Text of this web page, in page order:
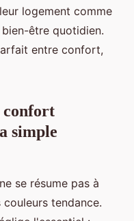
lecture
logement comme
être quotidien.
entre confort,
confort
simple
se résume pas à
tendance.